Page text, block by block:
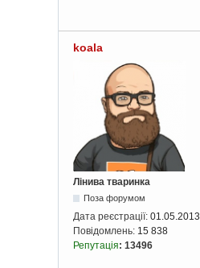
koala
Лінива тваринка
Поза форумом
Дата реєстрації: 01.05.2013
Повідомлень: 15 838
Репутація: 13496